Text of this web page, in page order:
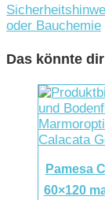
oder Bauchemie
Das könnte
Pamesa
60×120